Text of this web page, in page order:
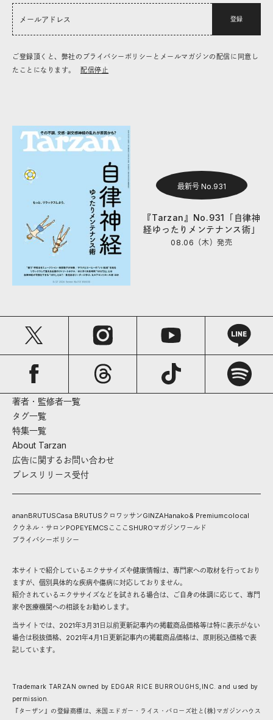
登録
ご登録頂くと、弊社のプライバシーポリシーとメールマガジンの配信に同意し
たことになります。
配信停止
最新号 No.931
『Tarzan』No.931「自律神
経ゆったりメンテナンス術」
08.06（木）発売
著者・監修者一覧
タグ一覧
特集一覧
About Tarzan
広告に関するお問い合わせ
プレスリリース受付
ananBRUTUSCasa BRUTUS クロワッサンGINZAHanako& Premiumcolocal
クウネル・サロンPOPEYEMCS こここ SHUROマガジンワールド
プライバシーポリシー
本サイトで紹介しているエクササイズや健康情報は、専門家への取材を行っており
ますが、個別具体的な疾病や傷病に対応しておりません。
紹介されているエクササイズなどを試される場合は、ご自身の体調に応じて、専門
家や医療機関への相談をお勧めします。
当サイトでは、2021年3月31日以前更新記事内の掲載商品価格等は特に表示がない
場合は税抜価格、2021年4月1日更新記事内の掲載商品価格は、原則税込価格で表
記しています。
Trademark TARZAN owned by EDGAR RICE BURROUGHS,INC. and used by
permission.
『ターザン』の登録商標は、米国エドガー・ライス・バローズ社と(株)マガジンハウス